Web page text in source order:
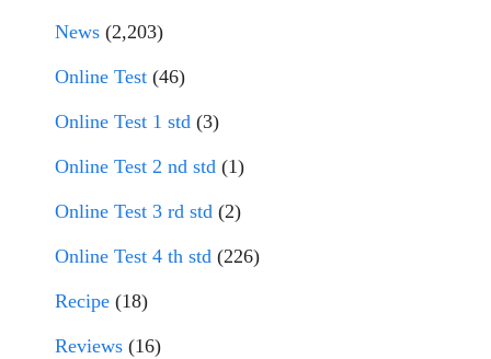
News (2,203)
Online Test (46)
Online Test 1 std (3)
Online Test 2 nd std (1)
Online Test 3 rd std (2)
Online Test 4 th std (226)
Recipe (18)
Reviews (16)